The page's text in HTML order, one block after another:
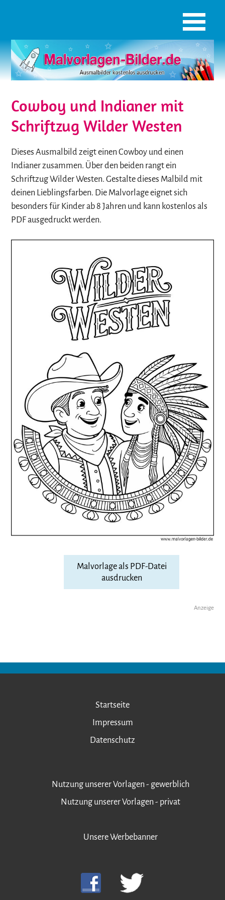
Cowboy und Indianer mit
Schriftzug Wilder Westen
Dieses Ausmalbild zeigt einen Cowboy und einen
Indianer zusammen. Über den beiden rangt ein
Schriftzug Wilder Westen. Gestalte dieses Malbild mit
deinen Lieblingsfarben. Die Malvorlage eignet sich
besonders für Kinder ab 8 Jahren und kann kostenlos als
PDF ausgedruckt werden.
Malvorlage als PDF-Datei
ausdrucken
Anzeige
Startseite
Impressum
Datenschutz
Nutzung unserer Vorlagen - gewerblich
Nutzung unserer Vorlagen - privat
Unsere Werbebanner